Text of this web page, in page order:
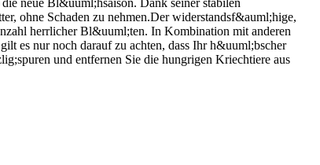
neue Bl&uuml;hsaison. Dank seiner stabilen
ohne Schaden zu nehmen.Der widerstandsf&auml;hige,
herrlicher Bl&uuml;ten. In Kombination mit anderen
es nur noch darauf zu achten, dass Ihr h&uuml;bscher
und entfernen Sie die hungrigen Kriechtiere aus